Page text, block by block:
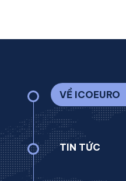
VỀ ICOEURO
TIN TỨC